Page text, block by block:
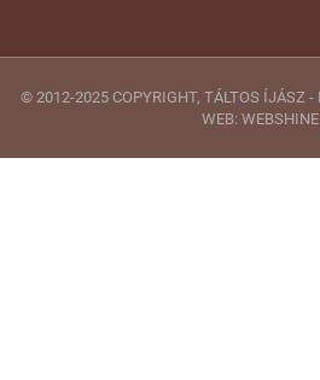
© 2012-2025 COPYRIGHT, TÁLTOS ÍJÁSZ -
WEB: